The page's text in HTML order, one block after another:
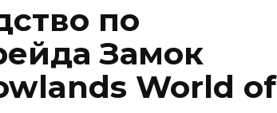
по
Замок
World of